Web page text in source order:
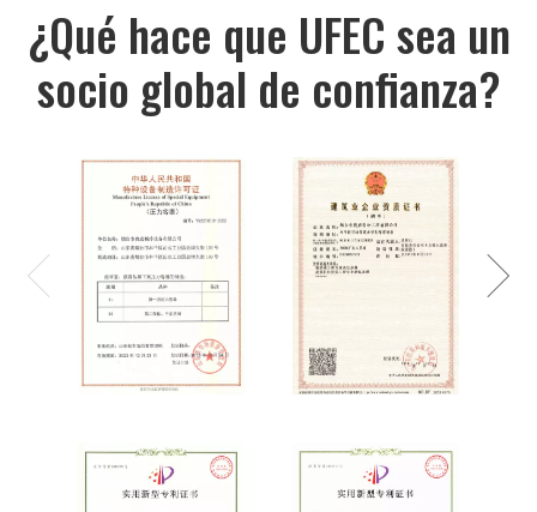
¿Qué hace que UFEC sea un
socio global de confianza?